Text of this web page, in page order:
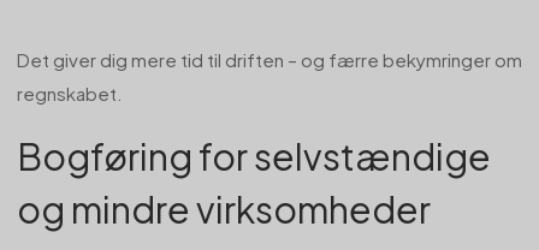
Det giver dig mere tid til driften – og færre bekymringer om
regnskabet.
Bogføring for selvstændige
og mindre virksomheder